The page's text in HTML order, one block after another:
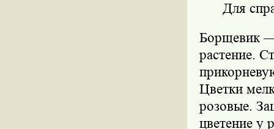
Для
Борщевик —
растение.
Цветки
розовые.
цветение у